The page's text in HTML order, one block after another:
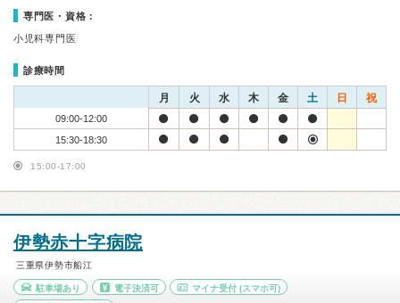
専門医・資格：
小児科専門医
診療時間
月 火 水 木 金 土 日 祝
09:00-12:00
15:30-18:30
15:00-17:00
伊勢赤十字病院
三重県伊勢市船江
駐車場あり 電子決済可 マイナ受付 (スマホ可)